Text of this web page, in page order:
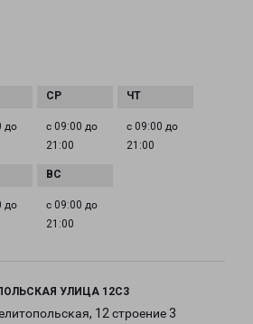
до
с 09:00 до
21:00
с 09:00 до
21:00
до
с 09:00 до
21:00
УЛИЦА 12С3
12 строение 3